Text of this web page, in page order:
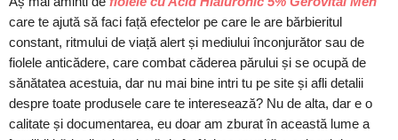
care te ajută să faci față efectelor pe care le are bărbieritul
constant, ritmului de viață alert și mediului înconjurător sau de
fiolele anticădere, care combat căderea părului și se ocupă de
sănătatea acestuia, dar nu mai bine intri tu pe site și afli detalii
despre toate produsele care te interesează? Nu de alta, dar e o
calitate și documentarea, eu doar am zburat în această lume a